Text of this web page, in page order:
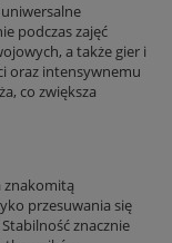
podczas zajęć
a także gier i
oraz intensywnemu
co zwiększa
znakomitą
przesuwania się
znacznie